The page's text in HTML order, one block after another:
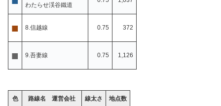
わたらせ渓谷鐵道
■ 8.信越線 0.75 372
■ 9.吾妻線 0.75 1,126
色 路線名 運営会社 線太さ 地点数